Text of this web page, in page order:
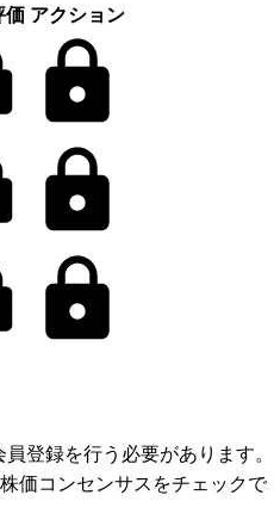
価 アクション
登録を行う必要があります。
価コンセンサスをチェックで